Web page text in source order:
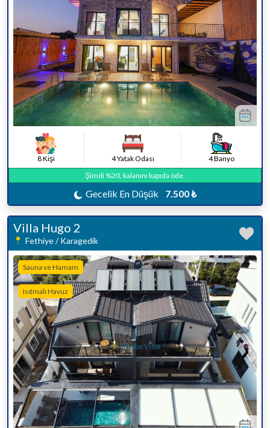
8 Kişi 4 Yatak Odası
4 Banyo
Şimdi %20, kalanını kapıda öde.
Gecelik En Düşük 7.500 ₺
Villa Hugo 2
Fethiye / Karagedik
Sauna ve Hamam
Isıtmalı Havuz